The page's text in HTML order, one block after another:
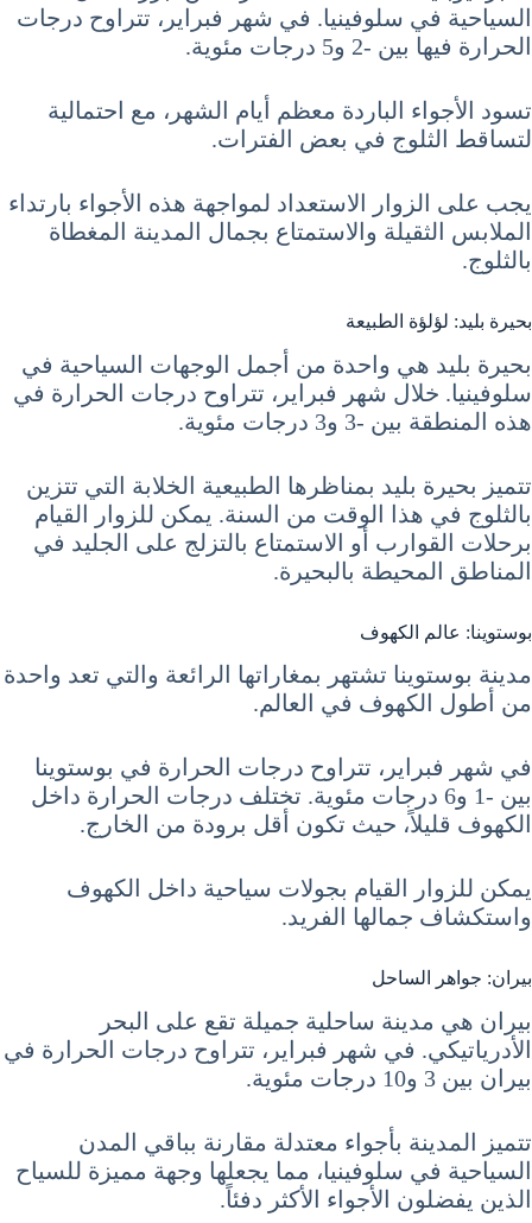
السياحية في سلوفينيا. في شهر فبراير، تتراوح درجات
الحرارة فيها بين -2 و5 درجات مئوية.
تسود الأجواء الباردة معظم أيام الشهر، مع احتمالية
لتساقط الثلوج في بعض الفترات.
يجب على الزوار الاستعداد لمواجهة هذه الأجواء بارتداء
الملابس الثقيلة والاستمتاع بجمال المدينة المغطاة
بالثلوج.
بحيرة بليد: لؤلؤة الطبيعة
بحيرة بليد هي واحدة من أجمل الوجهات السياحية في
سلوفينيا. خلال شهر فبراير، تتراوح درجات الحرارة في
هذه المنطقة بين -3 و3 درجات مئوية.
تتميز بحيرة بليد بمناظرها الطبيعية الخلابة التي تتزين
بالثلوج في هذا الوقت من السنة. يمكن للزوار القيام
برحلات القوارب أو الاستمتاع بالتزلج على الجليد في
المناطق المحيطة بالبحيرة.
بوستوينا: عالم الكهوف
مدينة بوستوينا تشتهر بمغاراتها الرائعة والتي تعد واحدة
من أطول الكهوف في العالم.
في شهر فبراير، تتراوح درجات الحرارة في بوستوينا
بين -1 و6 درجات مئوية. تختلف درجات الحرارة داخل
الكهوف قليلاً، حيث تكون أقل برودة من الخارج.
يمكن للزوار القيام بجولات سياحية داخل الكهوف
واستكشاف جمالها الفريد.
بيران: جواهر الساحل
بيران هي مدينة ساحلية جميلة تقع على البحر
الأدرياتيكي. في شهر فبراير، تتراوح درجات الحرارة في
بيران بين 3 و10 درجات مئوية.
تتميز المدينة بأجواء معتدلة مقارنة بباقي المدن
السياحية في سلوفينيا، مما يجعلها وجهة مميزة للسياح
الذين يفضلون الأجواء الأكثر دفئاً.